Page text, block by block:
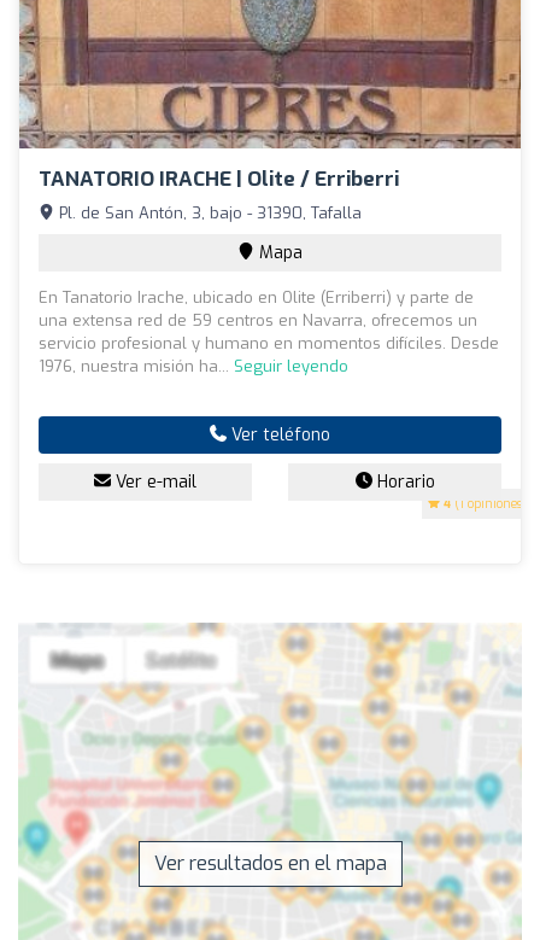
TANATORIO IRACHE | Olite / Erriberri
4 (1 opiniones)
Pl. de San Antón, 3, bajo - 31390, Tafalla
Mapa
En Tanatorio Irache, ubicado en Olite (Erriberri) y parte de
una extensa red de 59 centros en Navarra, ofrecemos un
servicio profesional y humano en momentos difíciles. Desde
1976, nuestra misión ha... Seguir leyendo
Ver teléfono
Ver e-mail Horario
Ver resultados en el mapa